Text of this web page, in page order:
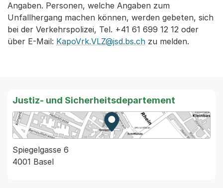
Angaben. Personen, welche Angaben zum
Unfallhergang machen können, werden gebeten, sich
bei der Verkehrspolizei, Tel. +41 61 699 12 12 oder
über E-Mail: KapoVrk.VLZ@jsd.bs.ch zu melden.
Justiz- und Sicherheitsdepartement
Zur Karte von MapBS.
Externer Link, wird in einem
Spiegelgasse 6
4001 Basel